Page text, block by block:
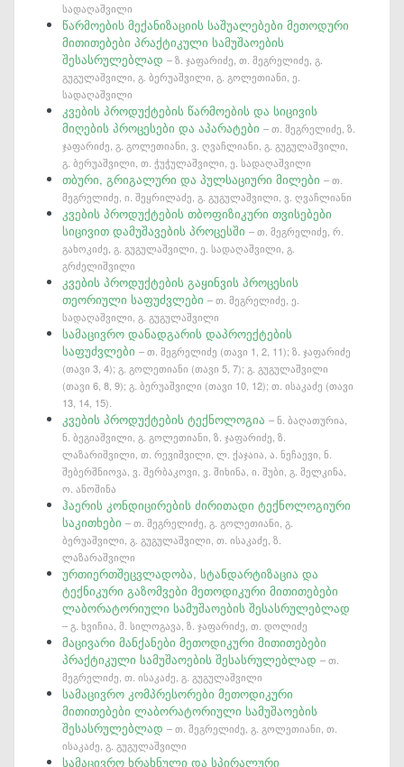
სადაღაშვილი
წარმოების მექანიზაციის საშუალებები მეთოდური
მითითებები პრაქტიკული სამუშაოების
შესასრულებლად– ზ. ჯაფარიძე, თ. მეგრელიძე, გ.
გუგულაშვილი, გ. ბერუაშვილი, გ. გოლეთიანი, ე.
სადაღაშვილი
კვების პროდუქტების წარმოების და სიცივის
მიღების პროცესები და აპარატები– თ. მეგრელიძე, ზ.
ჯაფარიძე, გ. გოლეთიანი, ვ. ღვაჩლიანი, გ. გუგულაშვილი,
გ. ბერუაშვილი, თ. ჭუჭულაშვილი, ე. სადაღაშვილი
თბური, გრიგალური და პულსაციური მილები– თ.
მეგრელიძე, ი. შეყრილაძე, გ. გუგულაშვილი, ვ. ღვაჩლიანი
კვების პროდუქტების თბოფიზიკური თვისებები
სიცივით დამუშავების პროცესში– თ. მეგრელიძე, რ.
გახოკიძე, გ. გუგულაშვილი, ე. სადაღაშვილი, გ.
გრძელიშვილი
კვების პროდუქტების გაყინვის პროცესის
თეორიული საფუძვლები– თ. მეგრელიძე, ე.
სადაღაშვილი, გ. გუგულაშვილი
სამაცივრო დანადგარის დაპროექტების
საფუძვლები– თ. მეგრელიძე (თავი 1, 2, 11); ზ. ჯაფარიძე
(თავი 3, 4); გ. გოლეთიანი (თავი 5, 7); გ. გუგულაშვილი
(თავი 6, 8, 9); გ. ბერუაშვილი (თავი 10, 12); თ. ისაკაძე (თავი
13, 14, 15).
კვების პროდუქტების ტექნოლოგია– ნ. ბაღათურია,
ნ. ბეგიაშვილი, გ. გოლეთიანი, ზ. ჯაფარიძე, ზ.
ლაზარიშვილი, თ. რევიშვილი, ლ. ქაჯაია, ა. ნეჩაევი, ნ.
შებერშნიოვა, ვ. შერბაკოვი, ვ. შიხინა, ი. შუბი, გ. მელკინა,
ო. ანოშინა
ჰაერის კონდიცირების ძირითადი ტექნოლოგიური
საკითხები– თ. მეგრელიძე, გ. გოლეთიანი, გ.
ბერუაშვილი, გ. გუგულაშვილი, თ. ისაკაძე, ზ.
ლაზარაშვილი
ურთიერთშეცვლადობა, სტანდარტიზაცია და
ტექნიკური გაზომვები მეთოდიკური მითითებები
ლაბორატორიული სამუშაოების შესასრულებლად
– გ. ხვიჩია, მ. სილოგავა, ზ. ჯაფარიძე, თ. დოლიძე
მაცივარი მანქანები მეთოდიკური მითითებები
პრაქტიკული სამუშაოების შესასრულებლად– თ.
მეგრელიძე, თ. ისაკაძე, გ. გუგულაშვილი
სამაცივრო კომპრესორები მეთოდიკური
მითითებები ლაბორატორიული სამუშაოების
შესასრულებლად– თ. მეგრელიძე, გ. გოლეთიანი, თ.
ისაკაძე, გ. გუგულაშვილი
სამაცივრო ხრახნული და სპირალური